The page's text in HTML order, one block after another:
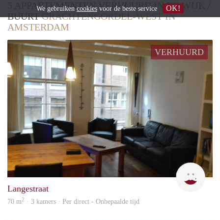
5 APPARTEMENTEN VERHUURD IN DE WIJK /
BUURTGRACHTENGORDEL-WEST IN
AMSTERDAM
VERHUURD
Langestraat
70 m2 · 3 kamers · Per direct - Onbepaalde tijd
We gebruiken cookies voor de beste service OK!